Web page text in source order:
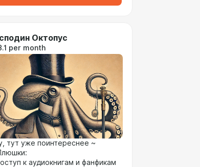
Октопус
per month
тут уже поинтереснее ~
к аудиокнигам и фанфикам